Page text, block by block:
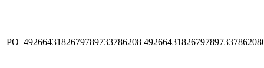
PO_4926643182679789733786208